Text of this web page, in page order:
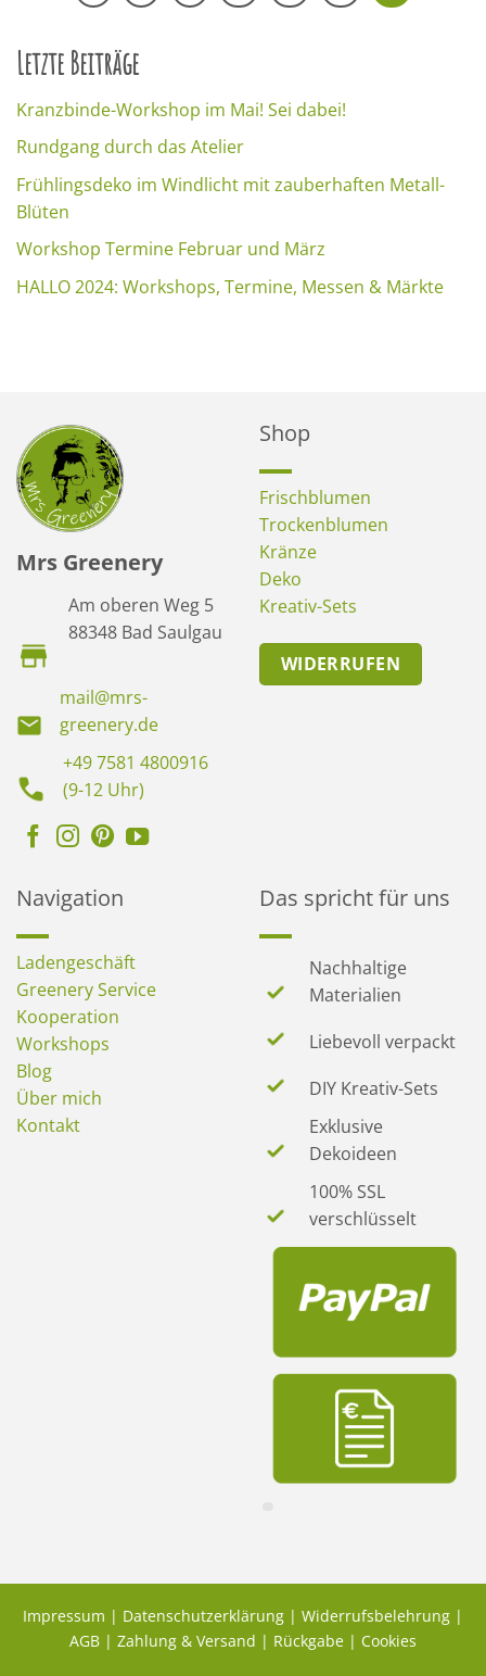
Letzte Beiträge
Kranzbinde-Workshop im Mai! Sei dabei!
Rundgang durch das Atelier
Frühlingsdeko im Windlicht mit zauberhaften Metall-
Blüten
Workshop Termine Februar und März
HALLO 2024: Workshops, Termine, Messen & Märkte
Mrs Greenery
Am oberen Weg 5
88348 Bad Saulgau
mail@mrs-
greenery.de
+49 7581 4800916
(9-12 Uhr)
Shop
Frischblumen
Trockenblumen
Kränze
Deko
Kreativ-Sets
WIDERRUFEN
Navigation
Ladengeschäft
Greenery Service
Kooperation
Workshops
Blog
Über mich
Kontakt
Das spricht für uns
Nachhaltige
Materialien
Liebevoll verpackt
DIY Kreativ-Sets
Exklusive
Dekoideen
100% SSL
verschlüsselt
Impressum | Datenschutzerklärung | Widerrufsbelehrung |
AGB | Zahlung & Versand | Rückgabe | Cookies